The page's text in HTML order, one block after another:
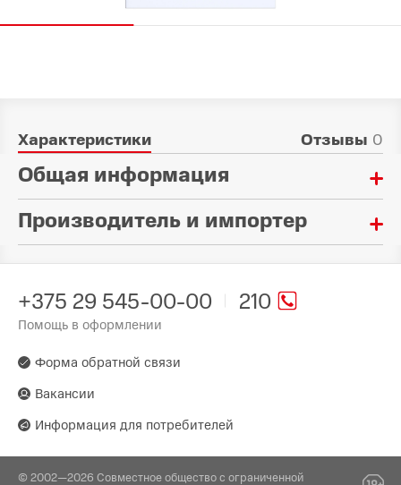
Характеристики Отзывы 0
Общая информация
Материал:
Стекло
Стекло защитное
Гарантия:
Производитель и импортер
Произведено в стране:
Производитель:
Village, Luopu Street, Dashi Town, Panyu Dist.,
Guangzhou
ОДО «Алтерн-Техно», 220026, г. Минск, пр-т
210
+375 29 545-00-00
Помощь в оформлении
Форма обратной связи
Вакансии
Информация для потребителей
© 2002—2026 Совместное общество с ограниченной